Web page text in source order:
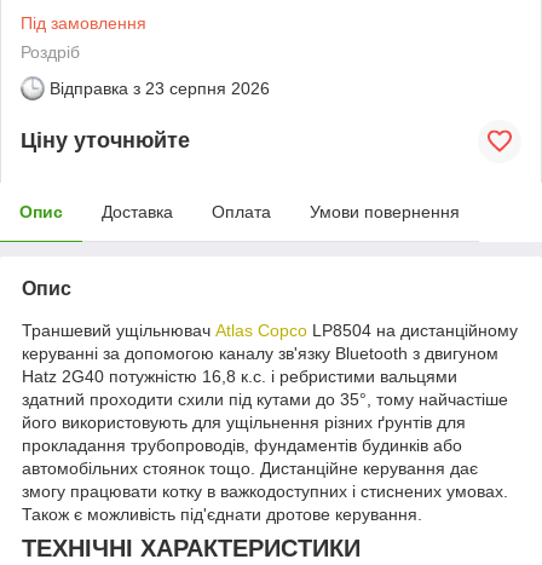
Під замовлення
Роздріб
Відправка з 23 серпня 2026
Ціну уточнюйте
Опис Доставка Оплата Умови повернення
Опис
Траншевий ущільнювач Atlas Copco LP8504 на дистанційному
керуванні за допомогою каналу зв'язку Bluetooth з двигуном
Hatz 2G40 потужністю 16,8 к.с. і ребристими вальцями
здатний проходити схили під кутами до 35°, тому найчастіше
його використовують для ущільнення різних ґрунтів для
прокладання трубопроводів, фундаментів будинків або
автомобільних стоянок тощо. Дистанційне керування дає
змогу працювати котку в важкодоступних і стиснених умовах.
Також є можливість під'єднати дротове керування.
ТЕХНІЧНІ ХАРАКТЕРИСТИКИ